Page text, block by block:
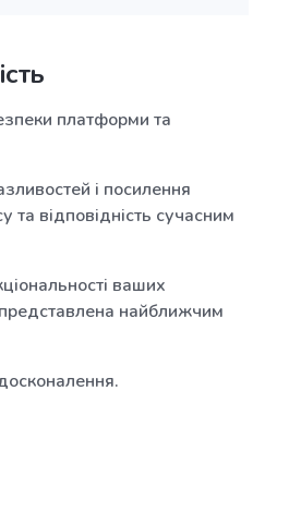
платформи та
і посилення
відповідність сучасним
ваших
найближчим